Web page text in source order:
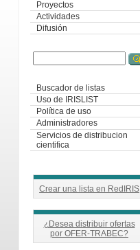
Proyectos
Actividades
Difusión
Buscador de listas
Uso de IRISLIST
Política de uso
Administradores
Servicios de distribucion
cientifica
Crear una lista en RedIRIS
¿Desea distribuir ofertas
por OFER-TRABEC?